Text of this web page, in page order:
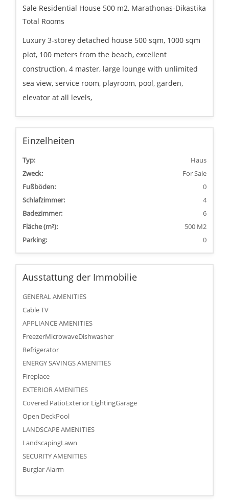
Sale Residential House 500 m2, Marathonas-Dikastika
Total Rooms
Luxury 3-storey detached house 500 sqm, 1000 sqm
plot, 100 meters from the beach, excellent
construction, 4 master, large lounge with unlimited
sea view, service room, playroom, pool, garden,
elevator at all levels,
Einzelheiten
Typ:
Haus
Zweck:
For Sale
Fußböden:
0
Schlafzimmer:
4
Badezimmer:
6
Fläche (m²):
500 M2
Parking:
0
Ausstattung der Immobilie
GENERAL AMENITIES
Cable TV
APPLIANCE AMENITIES
FreezerMicrowaveDishwasher
Refrigerator
ENERGY SAVINGS AMENITIES
Fireplace
EXTERIOR AMENITIES
Covered PatioExterior LightingGarage
Open DeckPool
LANDSCAPE AMENITIES
LandscapingLawn
SECURITY AMENITIES
Burglar Alarm